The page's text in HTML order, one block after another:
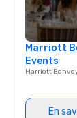
Marriott
Events
Marriott
En